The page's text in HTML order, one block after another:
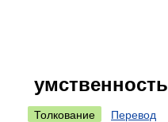
умственность
Толкование Перевод